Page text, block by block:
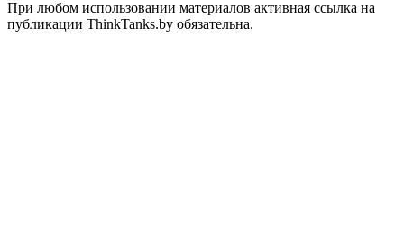
При любом использовании материалов активная ссылка на
публикации ThinkTanks.by обязательна.